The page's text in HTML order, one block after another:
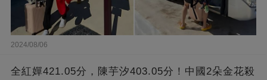
2024/08/06
全紅嬋421.05分，陳芋汐403.05分！中國2朵金花殺